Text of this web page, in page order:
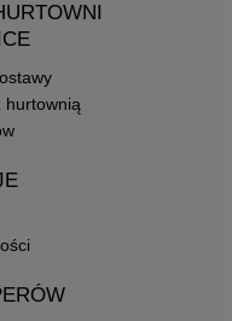
hurtownią